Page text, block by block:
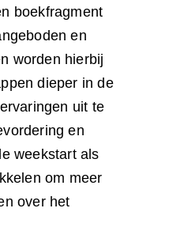
boekfragment
en
worden hierbij
dieper in de
uit te
en
weekstart als
om meer
over het